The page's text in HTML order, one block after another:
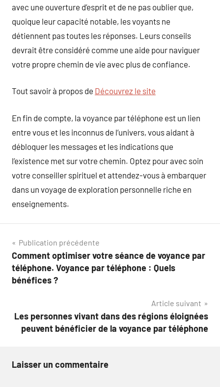
avec une ouverture d’esprit et de ne pas oublier que,
quoique leur capacité notable, les voyants ne
détiennent pas toutes les réponses. Leurs conseils
devrait être considéré comme une aide pour naviguer
votre propre chemin de vie avec plus de confiance.
Tout savoir à propos de Découvrez le site
En fin de compte, la voyance par téléphone est un lien
entre vous et les inconnus de l’univers, vous aidant à
débloquer les messages et les indications que
l’existence met sur votre chemin. Optez pour avec soin
votre conseiller spirituel et attendez-vous à embarquer
dans un voyage de exploration personnelle riche en
enseignements.
Navigation
de
l’article
Publication précédente
Comment optimiser votre séance de voyance par
téléphone. Voyance par téléphone : Quels
bénéfices ?
Article suivant
Les personnes vivant dans des régions éloignées
peuvent bénéficier de la voyance par téléphone
Laisser un commentaire